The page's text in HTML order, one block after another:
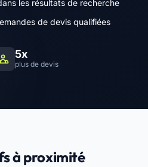
les résultats de recherche
de devis qualifiées
5x
plus de devis
à proximité